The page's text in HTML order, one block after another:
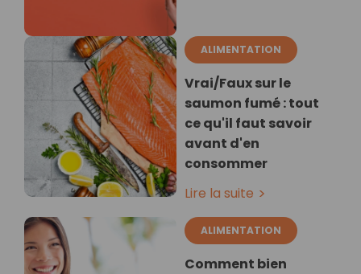
ALIMENTATION
Vrai/Faux sur le
saumon fumé : tout
ce qu'il faut savoir
avant d'en
consommer
Lire la suite
ALIMENTATION
Comment bien